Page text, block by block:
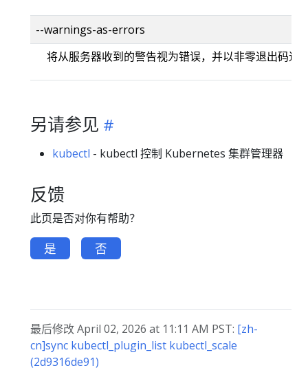
--warnings-as-errors
将从服务器收到的警告视为错误，并以非零退出码退
另请参见
kubectl - kubectl 控制 Kubernetes 集群管理器
反馈
此页是否对你有帮助？
是 否
最后修改 April 02, 2026 at 11:11 AM PST: [zh-
cn]sync kubectl_plugin_list kubectl_scale
(2d9316de91)